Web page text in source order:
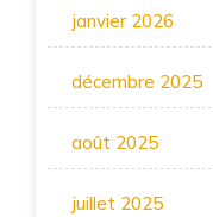
janvier 2026
décembre 2025
août 2025
juillet 2025